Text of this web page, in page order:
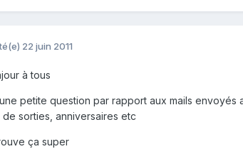
22 juin 2011
à tous
petite question par rapport aux mails
de sorties, anniversaires etc
ça super